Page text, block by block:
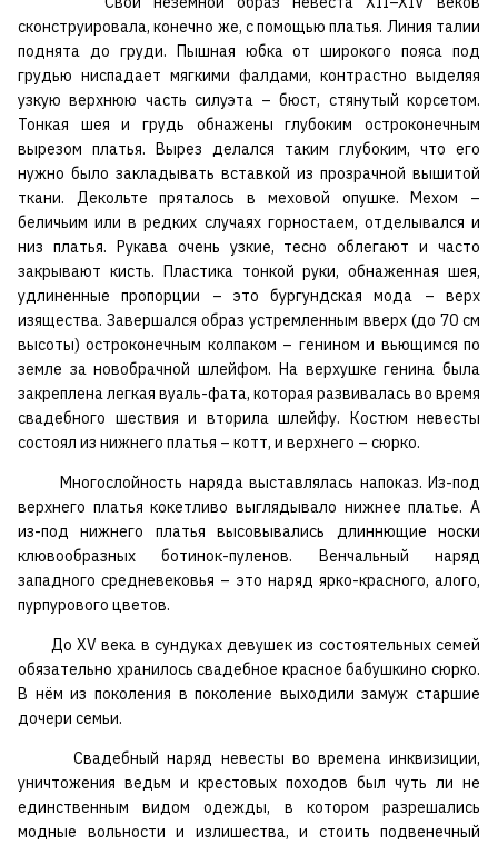
сконструировала, конечно же, с помощью платья. Линия талии
поднята до груди. Пышная юбка от широкого пояса под
грудью ниспадает мягкими фалдами, контрастно выделяя
узкую верхнюю часть силуэта – бюст, стянутый корсетом.
Тонкая шея и грудь обнажены глубоким остроконечным
вырезом платья. Вырез делался таким глубоким, что его
нужно было закладывать вставкой из прозрачной вышитой
ткани. Декольте пряталось в меховой опушке. Мехом –
беличьим или в редких случаях горностаем, отделывался и
низ платья. Рукава очень узкие, тесно облегают и часто
закрывают кисть. Пластика тонкой руки, обнаженная шея,
удлиненные пропорции – это бургундская мода – верх
изящества. Завершался образ устремленным вверх (до 70 см
высоты) остроконечным колпаком – генином и вьющимся по
земле за новобрачной шлейфом. На верхушке генина была
закреплена легкая вуаль-фата, которая развивалась во время
свадебного шествия и вторила шлейфу. Костюм невесты
состоял из нижнего платья – котт, и верхнего – сюрко.
Многослойность наряда выставлялась напоказ. Из-под
верхнего платья кокетливо выглядывало нижнее платье. А
из-под нижнего платья высовывались длиннющие носки
клювообразных ботинок-пуленов. Венчальный наряд
западного средневековья – это наряд ярко-красного, алого,
пурпурового цветов.
До XV века в сундуках девушек из состоятельных семей
обязательно хранилось свадебное красное бабушкино сюрко.
В нём из поколения в поколение выходили замуж старшие
дочери семьи.
Свадебный наряд невесты во времена инквизиции,
уничтожения ведьм и крестовых походов был чуть ли не
единственным видом одежды, в котором разрешались
модные вольности и излишества, и стоить подвенечный